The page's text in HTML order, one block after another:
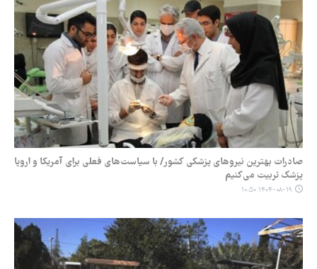
صادرات بهترین نیروهای پزشکی کشور/ با سیاست‌های فعلی برای آمریکا و اروپا
پزشک تربیت می‌کنیم
۱۴۰۴-۰۸-۱۹ ۱۰:۵۰